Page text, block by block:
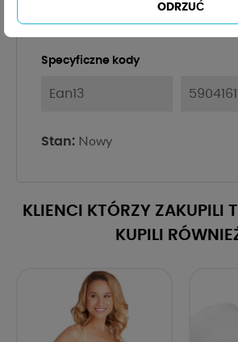
100%
Specyficzne kody
Ean13
Stan: Nowy
KLIENCI KTÓRZY ZAKUPILI
KUPILI
ODRZUĆ